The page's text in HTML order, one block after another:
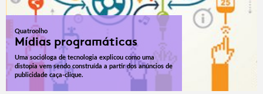
Quatroolho
Mídias programáticas
Uma socióloga de tecnologia explicou como uma
distopia vem sendo construída a partir dos anúncios de
publicidade caça-clique.